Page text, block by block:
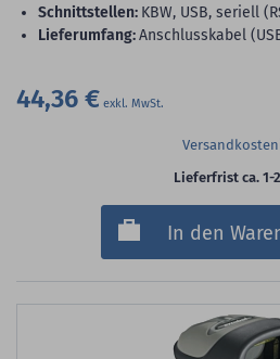
Schnittstellen: KBW, USB, seriell
Lieferumfang:Anschlusskabel
44,36 €
Lieferfrist ca. 1-
In den